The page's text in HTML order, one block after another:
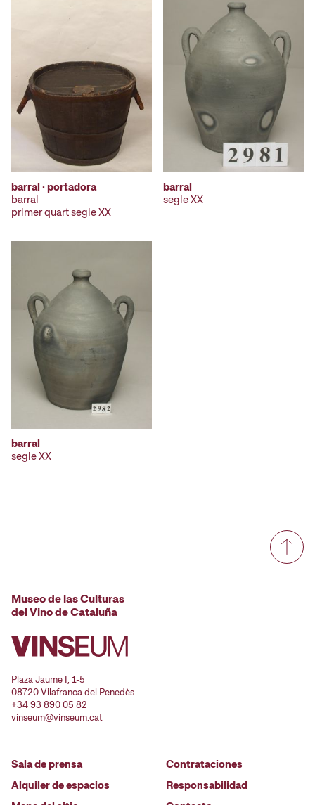
barral · portadora
barral
primer quart segle XX
barral
segle XX
barral
segle XX
Museo de las Culturas
del Vino de Cataluña
Plaza Jaume I, 1-5
08720 Vilafranca del Penedès
+34 93 890 05 82
vinseum@vinseum.cat
Sala de prensa
Alquiler de espacios
Contrataciones
Responsabilidad